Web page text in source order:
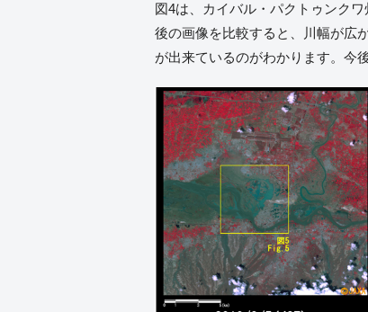
図4は、カイバル・パクトゥンク
後の画像を比較すると、川幅が広
が出来ているのがわかります。今